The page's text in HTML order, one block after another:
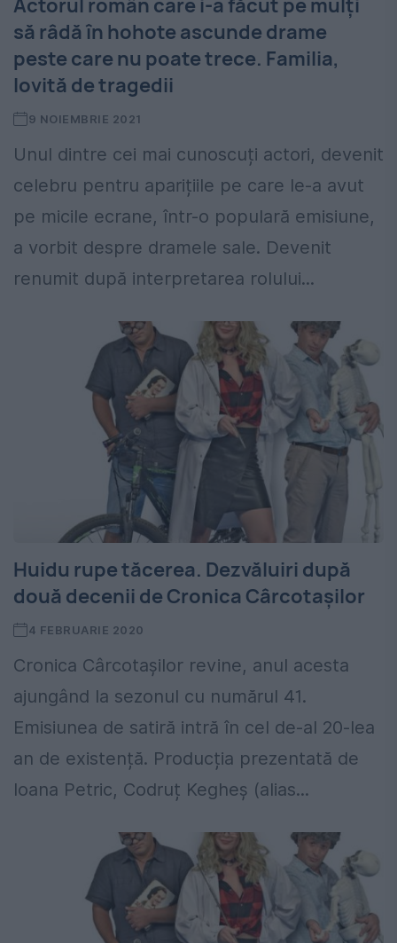
Actorul român care i-a făcut pe mulți
să râdă în hohote ascunde drame
peste care nu poate trece. Familia,
lovită de tragedii
9 NOIEMBRIE 2021
Unul dintre cei mai cunoscuți actori, devenit
celebru pentru aparițiile pe care le-a avut
pe micile ecrane, într-o populară emisiune,
a vorbit despre dramele sale. Devenit
renumit după interpretarea rolului...
Huidu rupe tăcerea. Dezvăluiri după
două decenii de Cronica Cârcotașilor
4 FEBRUARIE 2020
Cronica Cârcotașilor revine, anul acesta
ajungând la sezonul cu numărul 41.
Emisiunea de satiră intră în cel de-al 20-lea
an de existență. Producția prezentată de
Ioana Petric, Codruț Kegheș (alias...